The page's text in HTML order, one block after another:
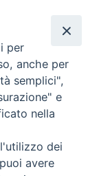
DEL ROSARIO
CAMPAGNANO
per
anche per
semplici",
e
nella
dei
avere